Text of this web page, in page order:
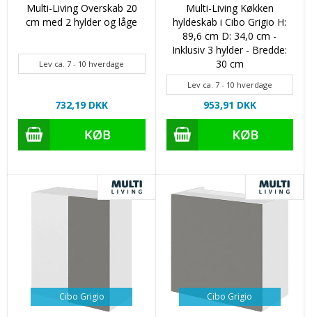
Multi-Living Overskab 20
cm med 2 hylder og låge
Lev ca. 7 - 10 hverdage
732,19 DKK
Multi-Living Køkken
hyldeskab i Cibo Grigio H:
89,6 cm D: 34,0 cm -
Inklusiv 3 hylder - Bredde:
30 cm
Lev ca. 7 - 10 hverdage
953,91 DKK
Cibo Grigio Cibo Grigio